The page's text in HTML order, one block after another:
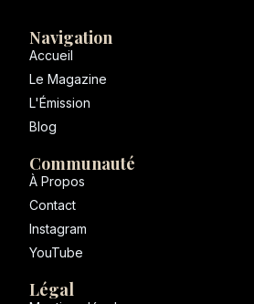
Navigation
Accueil
Le Magazine
L'Émission
Blog
Communauté
À Propos
Contact
Instagram
YouTube
Légal